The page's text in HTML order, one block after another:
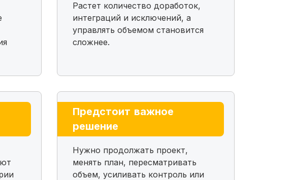
Растет количество доработок,
интеграций и исключений, а
управлять объемом становится
сложнее.
Предстоит важное
решение
Нужно продолжать проект,
менять план, пересматривать
объем, усиливать контроль или